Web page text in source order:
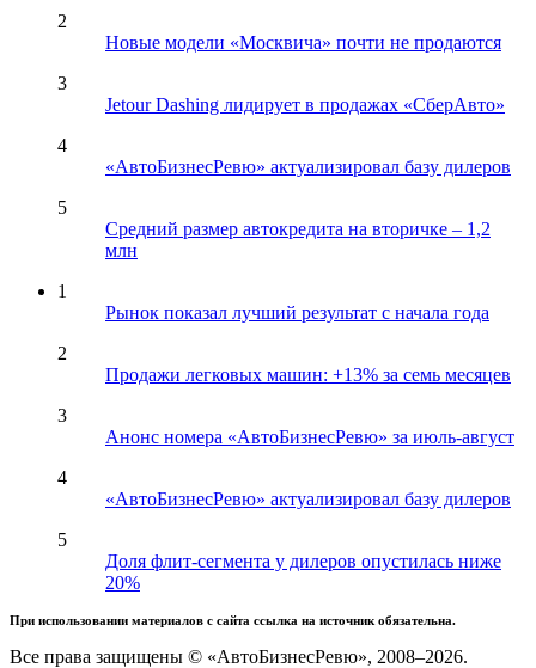
2
Новые модели «Москвича» почти не продаются
3
Jetour Dashing лидирует в продажах «СберАвто»
4
«АвтоБизнесРевю» актуализировал базу дилеров
5
Средний размер автокредита на вторичке – 1,2
млн
1
Рынок показал лучший результат с начала года
2
Продажи легковых машин: +13% за семь месяцев
3
Анонс номера «АвтоБизнесРевю» за июль-август
4
«АвтоБизнесРевю» актуализировал базу дилеров
5
Доля флит-сегмента у дилеров опустилась ниже
20%
При использовании материалов с сайта ссылка на источник обязательна.
Все права защищены © «АвтоБизнесРевю», 2008–2026.